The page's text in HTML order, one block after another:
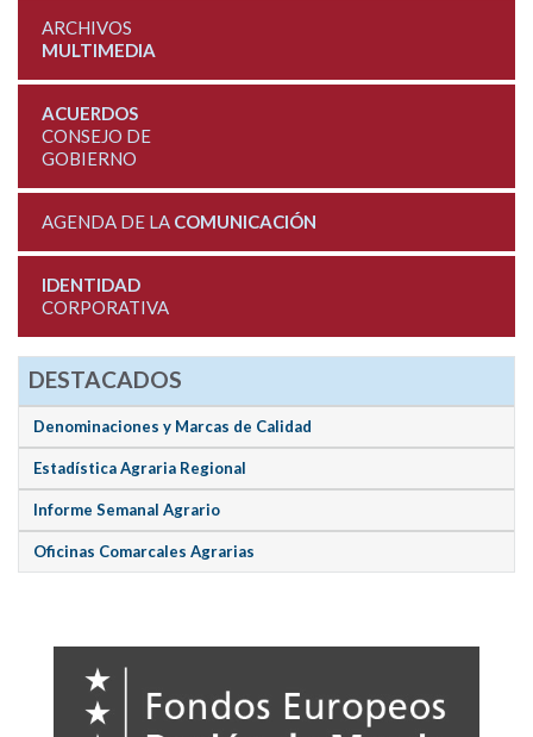
ARCHIVOS
MULTIMEDIA
ACUERDOS
CONSEJO DE
GOBIERNO
AGENDA DE LA COMUNICACIÓN
IDENTIDAD
CORPORATIVA
DESTACADOS
Denominaciones y Marcas de Calidad
Estadística Agraria Regional
Informe Semanal Agrario
Oficinas Comarcales Agrarias